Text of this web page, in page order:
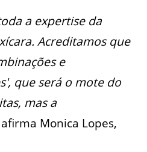
a expertise da
Acreditamos que
e
que será o mote do
mas a
Monica Lopes,